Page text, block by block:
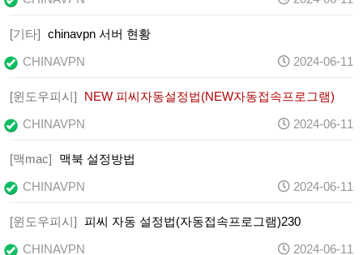
[기타] chinavpn 서버 현황
CHINAVPN
2024-06-11
[윈도우피시]
NEW 피씨자동설정법(NEW자동접속프로그램)
CHINAVPN
2024-06-11
[맥mac]
맥북 설정방법
CHINAVPN
2024-06-11
[윈도우피시]
피씨 자동 설정법(자동접속프로그램)230
CHINAVPN
2024-06-11